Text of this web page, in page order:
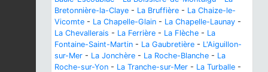
Bretonnière-la-Claye - La Bruffière - La Chaize-le-
Vicomte - La Chapelle-Glain - La Chapelle-Launay -
La Chevallerais - La Ferrière - La Flèche - La
Fontaine-Saint-Martin - La Gaubretière - L'Aiguillon-
sur-Mer - La Jonchère - La Roche-Blanche - La
Roche-sur-Yon - La Tranche-sur-Mer - La Turballe -